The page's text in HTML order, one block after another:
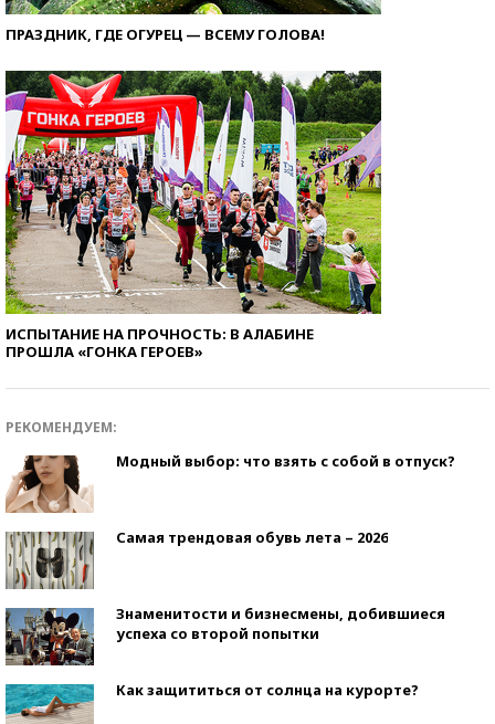
ПРАЗДНИК, ГДЕ ОГУРЕЦ — ВСЕМУ ГОЛОВА!
ИСПЫТАНИЕ НА ПРОЧНОСТЬ: В АЛАБИНЕ
ПРОШЛА «ГОНКА ГЕРОЕВ»
РЕКОМЕНДУЕМ:
Модный выбор: что взять с собой в отпуск?
Самая трендовая обувь лета – 2026
Знаменитости и бизнесмены, добившиеся
успеха со второй попытки
Как защититься от солнца на курорте?